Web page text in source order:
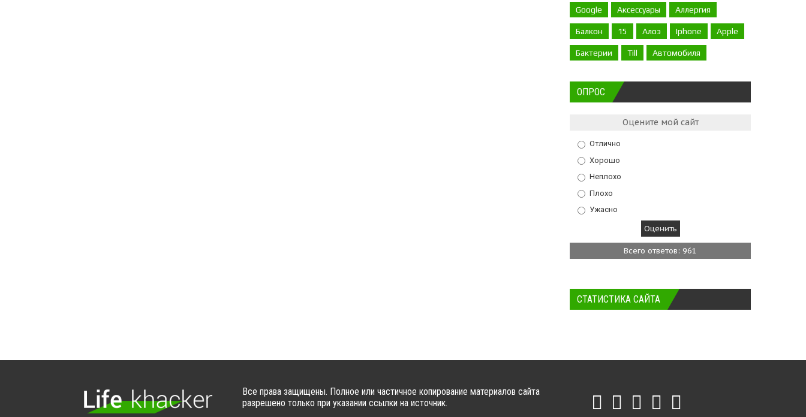
Google Аксессуары Аллергия
Балкон 15 Алоэ Iphone Apple
Бактерии Till Автомобиля
ОПРОС
Оцените мой сайт
Отлично
Хорошо
Неплохо
Плохо
Ужасно
Всего ответов: 961
СТАТИСТИКА САЙТА
Все права защищены. Полное или частичное копирование материалов сайта
разрешено только при указании ссылки на источник.